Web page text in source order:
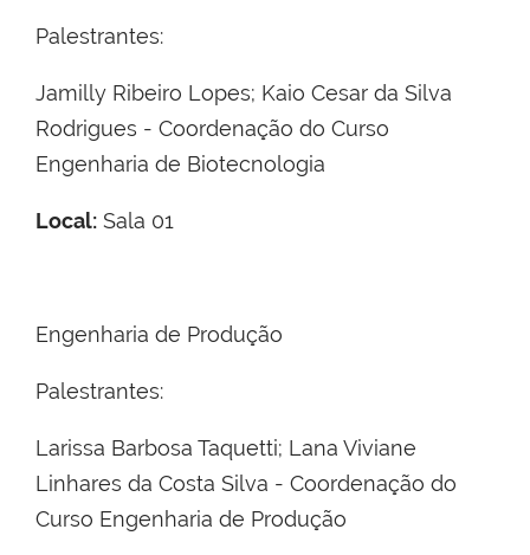
Palestrantes:
Jamilly Ribeiro Lopes; Kaio Cesar da Silva
Rodrigues - Coordenação do Curso
Engenharia de Biotecnologia
Local: Sala 01
Engenharia de Produção
Palestrantes:
Larissa Barbosa Taquetti; Lana Viviane
Linhares da Costa Silva - Coordenação do
Curso Engenharia de Produção